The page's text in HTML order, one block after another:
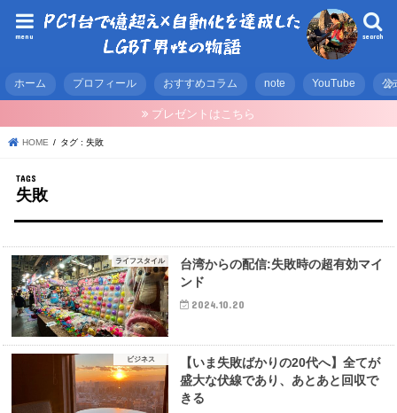
search
menu
ホーム プロフィール おすすめコラム note YouTube 公
プレゼントはこちら
HOME タグ : 失敗
失敗
ライフスタイル
台湾からの配信:失敗時の超有効マイ
ンド
2024.10.20
ビジネス
【いま失敗ばかりの20代へ】全てが
盛大な伏線であり、あとあと回収で
きる